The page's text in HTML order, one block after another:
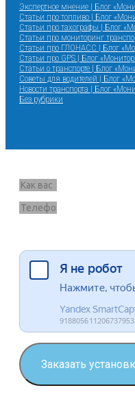
Экспертное мнение | Блог
Статьи про топливо | Блог
Статьи про тахографы | Блог
Статьи про мониторинг
Статьи про ГЛОНАСС | Блог
Статьи про GPS | Блог
Статьи о транспорте | Блог
Советы для водителей | Блог
Новости транспорта | Блог
Без рубрики
Заказать